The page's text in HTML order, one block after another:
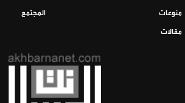
منوعات المجتمع
مقالات